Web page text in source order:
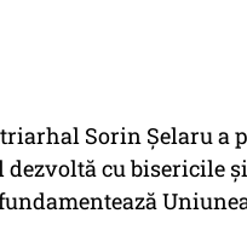
Sorin Şelaru a
dezvoltă cu bisericile